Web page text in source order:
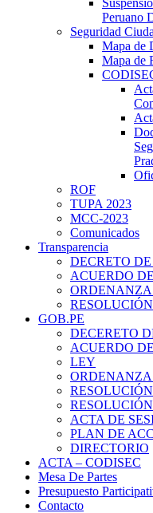
Peruano
Seguridad
Mapa de
Mapa de
ROF
TUPA 2023
MCC-2023
Comunicados
Transparencia
DECRETO
ACUERDO
GOB.PE
DECERETO
ACUERDO
LEY
ACTA DE
PLAN DE
DIRECTORIO
ACTA – CODISEC
Mesa De Partes
Presupuesto
Contacto